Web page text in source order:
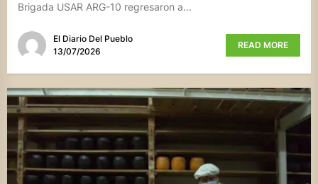
Brigada USAR ARG-10 regresaron a...
El Diario Del Pueblo
13/07/2026
READ MORE